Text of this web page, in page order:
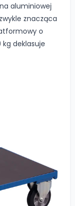
aluminiowej
znacząca
o
kg deklasuje